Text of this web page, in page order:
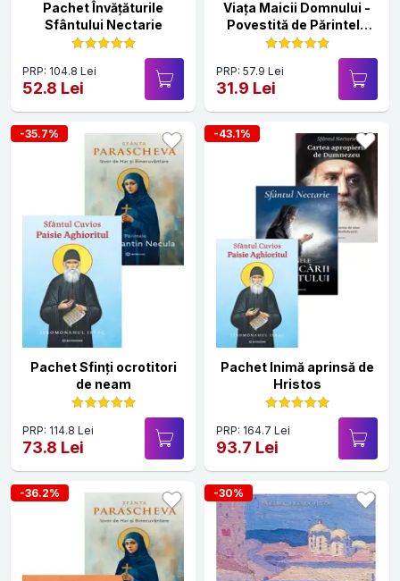
Pachet Învățăturile
Sfântului Nectarie
PRP: 104.8 Lei
52.8 Lei
Viața Maicii Domnului -
Povestită de Părintele
Necula
PRP: 57.9 Lei
31.9 Lei
-35.7%
Pachet Sfinți ocrotitori
de neam
PRP: 114.8 Lei
73.8 Lei
-43.1%
Pachet Inimă aprinsă de
Hristos
PRP: 164.7 Lei
93.7 Lei
-36.2% -30%